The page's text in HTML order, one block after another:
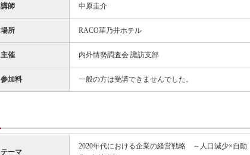
講師 中原圭介
場所 RACO華乃井ホテル
主催 内外情勢調査会 諏訪支部
参加料 一般の方は受講できませんでした。
テーマ
2020年代における企業の経営戦略 ～人口減少×自動